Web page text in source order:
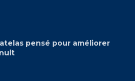
pensé pour améliorer